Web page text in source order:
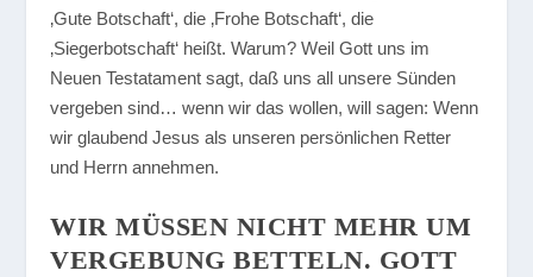
‚Gute Botschaft‘, die ‚Frohe Botschaft‘, die
‚Siegerbotschaft‘ heißt. Warum? Weil Gott uns im
Neuen Testatament sagt, daß uns all unsere Sünden
vergeben sind… wenn wir das wollen, will sagen: Wenn
wir glaubend Jesus als unseren persönlichen Retter
und Herrn annehmen.
WIR MÜSSEN NICHT MEHR UM
VERGEBUNG BETTELN. GOTT